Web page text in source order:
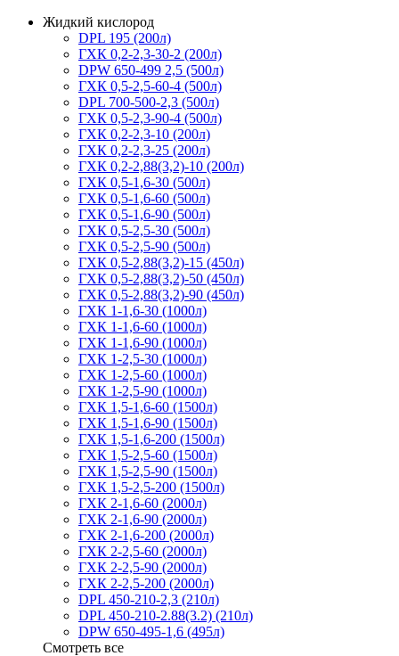
Жидкий кислород
DPL 195 (200л)
ГХК 0,2-2,3-30-2 (200л)
DPW 650-499 2,5 (500л)
ГХК 0,5-2,5-60-4 (500л)
DPL 700-500-2,3 (500л)
ГХК 0,5-2,3-90-4 (500л)
ГХК 0,2-2,3-10 (200л)
ГХК 0,2-2,3-25 (200л)
ГХК 0,2-2,88(3,2)-10 (200л)
ГХК 0,5-1,6-30 (500л)
ГХК 0,5-1,6-60 (500л)
ГХК 0,5-1,6-90 (500л)
ГХК 0,5-2,5-30 (500л)
ГХК 0,5-2,5-90 (500л)
ГХК 0,5-2,88(3,2)-15 (450л)
ГХК 0,5-2,88(3,2)-50 (450л)
ГХК 0,5-2,88(3,2)-90 (450л)
ГХК 1-1,6-30 (1000л)
ГХК 1-1,6-60 (1000л)
ГХК 1-1,6-90 (1000л)
ГХК 1-2,5-30 (1000л)
ГХК 1-2,5-60 (1000л)
ГХК 1-2,5-90 (1000л)
ГХК 1,5-1,6-60 (1500л)
ГХК 1,5-1,6-90 (1500л)
ГХК 1,5-1,6-200 (1500л)
ГХК 1,5-2,5-60 (1500л)
ГХК 1,5-2,5-90 (1500л)
ГХК 1,5-2,5-200 (1500л)
ГХК 2-1,6-60 (2000л)
ГХК 2-1,6-90 (2000л)
ГХК 2-1,6-200 (2000л)
ГХК 2-2,5-60 (2000л)
ГХК 2-2,5-90 (2000л)
ГХК 2-2,5-200 (2000л)
DPL 450-210-2,3 (210л)
DPL 450-210-2.88(3.2) (210л)
DPW 650-495-1,6 (495л)
Смотреть все